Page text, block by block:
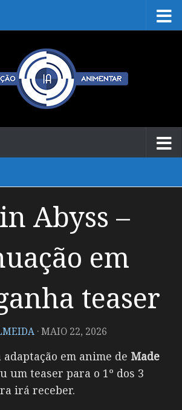
Abyss –
em
teaser
·MAIO 22, 2026
em anime de Made
um teaser para o 1º dos 3
irá receber.